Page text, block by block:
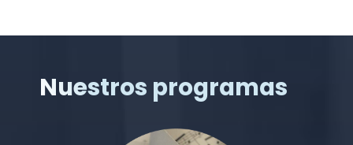
Nuestros programas